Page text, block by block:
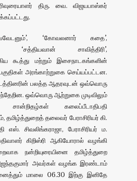
திரு. வை. விஜயபாஸ்கர்
‘கோவலனார் கதை’,
‘சத்தியவான் சாவித்திரி’,
கூத்து மற்றும் இசைநாடகங்களின்
அரங்காற்றுகை செய்யப்பட்டன.
பலத்த ஆதரவுடன் ஒவ்வொரு
ஒவ்வொரு ஆற்றுகை முடிவிலும்
சான்றிதழ்கள் கலைப்பீடாதிபதி
தமிழ்த்துறைத் தலைவர் பேராசிரியர் கி.
எஸ். சிவலிங்கராஜா, பேராசிரியர் ம.
கிறிஸ்ரி ஆகியோரால் வழங்கி
நன்றியுரையினை தமிழ்த்துறை
அஜந்தகுமார் அவர்கள் வழங்க இரண்டாம்
மாலை 06.30 இற்கு இனிதே